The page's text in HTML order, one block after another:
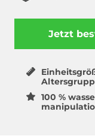
Jetzt
100 %